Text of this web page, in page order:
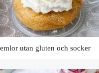
utan gluten och socker